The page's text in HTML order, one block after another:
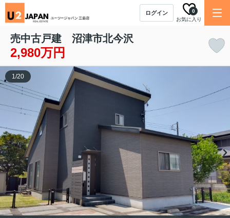
ログイン
お気に入り
0
売中古戸建 沼津市北今沢
2,980万円
1/20